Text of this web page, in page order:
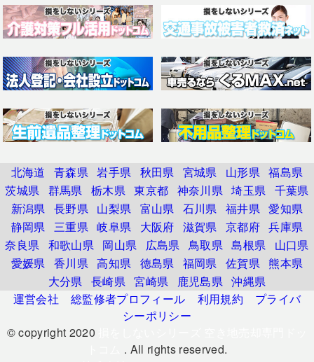
北海道 青森県 岩手県 秋田県 宮城県 山形県 福島県
茨城県 群馬県 栃木県 東京都 神奈川県 埼玉県 千葉県
新潟県 長野県 山梨県 富山県 石川県 福井県 愛知県
静岡県 三重県 岐阜県 大阪府 滋賀県 京都府 兵庫県
奈良県 和歌山県 岡山県 広島県 鳥取県 島根県
山口県
愛媛県 香川県 高知県 徳島県 福岡県 佐賀県 熊本県
大分県 長崎県 宮崎県 鹿児島県 沖縄県
運営会社
総監修者プロフィール 利用規約
プライバ
シーポリシー
© copyright 2020
. All rights reserved.